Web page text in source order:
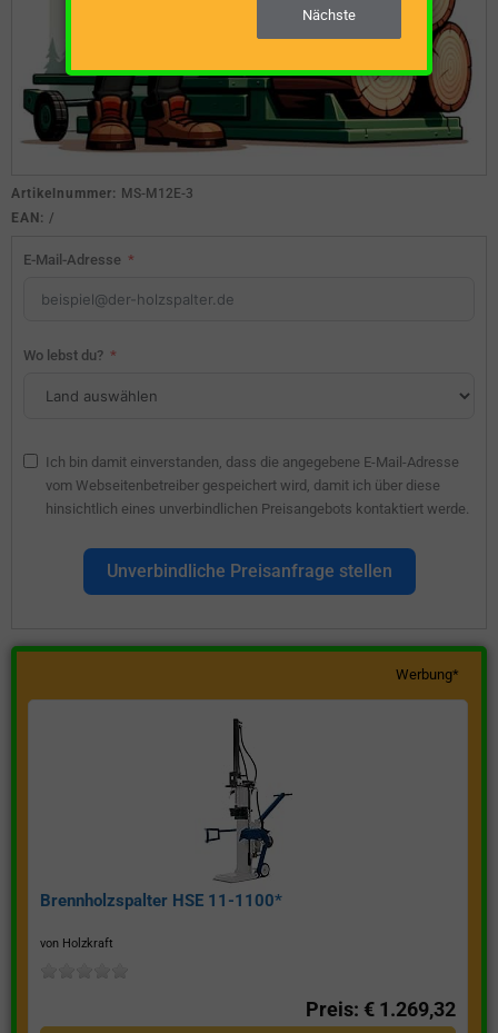
Artikelnummer: MS-M12E-3
EAN: /
E-Mail-Adresse
Wo lebst du?
Ich bin damit einverstanden, dass die angegebene E-Mail-Adresse
vom Webseitenbetreiber gespeichert wird, damit ich über diese
hinsichtlich eines unverbindlichen Preisangebots kontaktiert werde.
Unverbindliche Preisanfrage stellen
Werbung*
Brennholzspalter HSE 11-1100*
von Holzkraft
Preis: € 1.269,32
Nächste